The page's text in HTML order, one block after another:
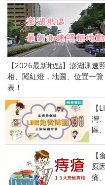
【2026最新地點】澎湖測速
相、闖紅燈，地圖、位置一覽
表！
【
灣
區
【
原
痛